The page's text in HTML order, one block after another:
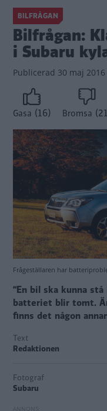
BILFRÅGAN
Bilfrågan:
i Subaru
Publicerad 30 maj 2016
Gasa (16) Bromsa
Frågeställaren har
”En bil ska kunna
batteriet blir tomt.
finns det någon
Text
Redaktionen
Fotograf
Subaru